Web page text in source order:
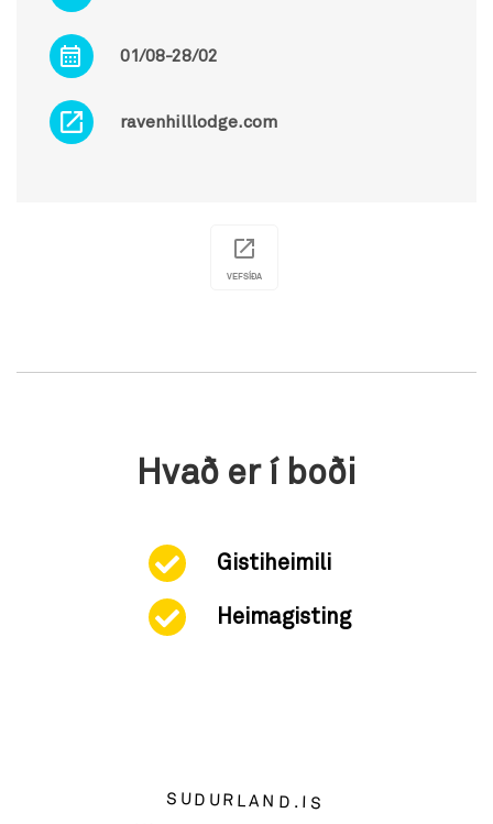
01/08-28/02
ravenhilllodge.com
VEFSÍÐA
Hvað er í boði
Gistiheimili
Heimagisting
SUDURLAND.IS